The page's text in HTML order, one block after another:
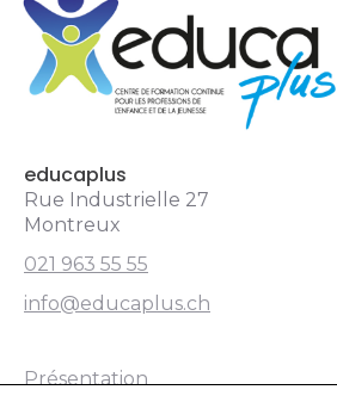
educaplus
Rue Industrielle 27
Montreux
021 963 55 55
info@educaplus.ch
Présentation